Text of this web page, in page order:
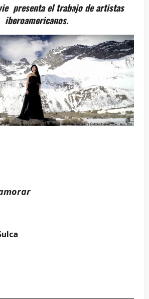
presenta el trabajo de artistas
iberoamericanos.